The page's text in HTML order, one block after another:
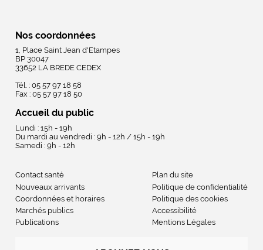
Nos coordonnées
1, Place Saint Jean d'Etampes
BP 30047
33652 LA BREDE CEDEX
Tél. : 05 57 97 18 58
Fax : 05 57 97 18 50
Accueil du public
Lundi : 15h - 19h
Du mardi au vendredi : 9h - 12h / 15h - 19h
Samedi : 9h - 12h
Contact santé
Nouveaux arrivants
Coordonnées et horaires
Marchés publics
Publications
Plan du site
Politique de confidentialité
Politique des cookies
Accessibilité
Mentions Légales